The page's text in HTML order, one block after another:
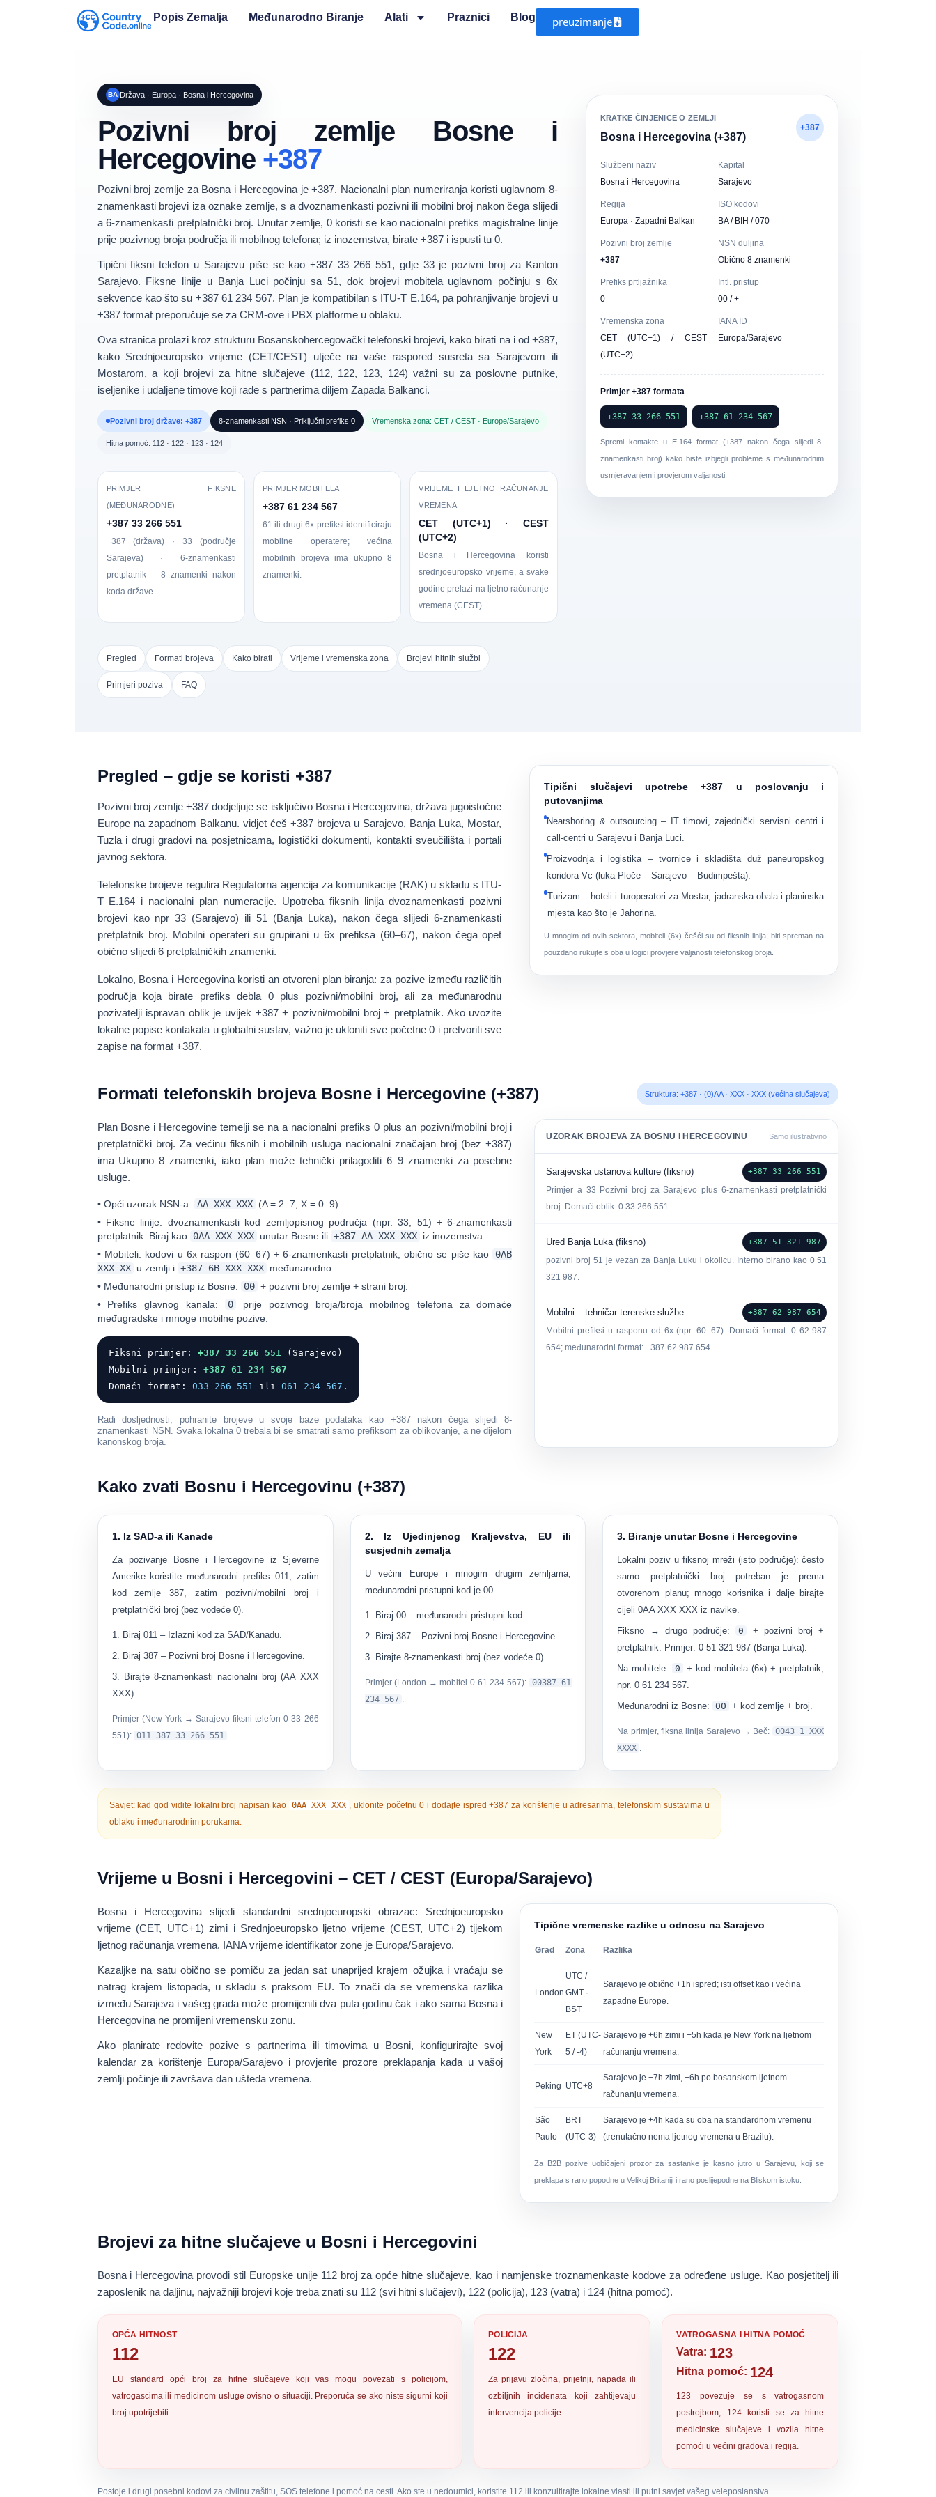
Popis Zemalja Međunarodno Biranje Alati Praznici Blog preuzimanje
BA Država · Europa · Bosna i Hercegovina
Pozivni broj zemlje Bosne i
Hercegovine +387
Pozivni broj zemlje za Bosna i Hercegovinaje+387. Nacionalni plan numeriranja koristi uglavnom 8-
znamenkasti brojevi iza oznake zemlje, s advoznamenkasti pozivni ili mobilni broj nakon čega slijedi
a6-znamenkasti pretplatnički broj. Unutar zemlje, 0koristi se kao nacionalni prefiks magistralne linije
prije pozivnog broja područja ili mobilnog telefona; iz inozemstva, birate +387i ispusti tu 0.
Tipični fiksni telefon u Sarajevu piše se kao+387 33 266 551, gdje 33je pozivni broj za Kanton
Sarajevo. Fiksne linije u Banja Luci počinju sa51, dok brojevi mobitela uglavnom počinju s 6x
sekvence kao što su +387 61 234 567. Plan je kompatibilan s ITU-T E.164, pa pohranjivanje brojevi u
+387 formatpreporučuje se za CRM-ove i PBX platforme u oblaku.
Ova stranica prolazi kroz strukturu Bosanskohercegovački telefonski brojevi, kako birati na i od +387,
kako Srednjoeuropsko vrijeme (CET/CEST) utječe na vaše raspored susreta sa Sarajevom ili
Mostarom, a koji brojevi za hitne slučajeve (112, 122, 123, 124) važni su za poslovne putnike,
iseljenike i udaljene timove koji rade s partnerima diljem Zapada Balkanci.
Pozivni broj države: +387 8-znamenkasti NSN · Priključni prefiks 0 Vremenska zona: CET / CEST · Europe/Sarajevo
Hitna pomoć: 112 · 122 · 123 · 124
PRIMJER FIKSNE
(MEĐUNARODNE)
+387 33 266 551
+387 (država) · 33 (područje
Sarajeva) · 6-znamenkasti
pretplatnik – 8 znamenki nakon
koda države.
PRIMJER MOBITELA
+387 61 234 567
61 ili drugi 6x prefiksi identificiraju
mobilne operatere; većina
mobilnih brojeva ima ukupno 8
znamenki.
VRIJEME I LJETNO RAČUNANJE
VREMENA
CET (UTC+1) · CEST
(UTC+2)
Bosna i Hercegovina koristi
srednjoeuropsko vrijeme, a svake
godine prelazi na ljetno računanje
vremena (CEST).
Pregled Formati brojeva Kako birati Vrijeme i vremenska zona Brojevi hitnih službi
Primjeri poziva FAQ
KRATKE ČINJENICE O ZEMLJI
Bosna i Hercegovina (+387)
+387
Službeni naziv
Bosna i Hercegovina
Kapital
Sarajevo
Regija
Europa · Zapadni Balkan
ISO kodovi
BA / BIH / 070
Pozivni broj zemlje
+387
NSN duljina
Obično 8 znamenki
Prefiks prtljažnika
0
Intl. pristup
00 / +
Vremenska zona
CET (UTC+1) / CEST
(UTC+2)
IANA ID
Europa/Sarajevo
Primjer +387 formata
+387 33 266 551 +387 61 234 567
Spremi kontakte u E.164 format(+387 nakon čega slijedi 8-
znamenkasti broj) kako biste izbjegli probleme s međunarodnim
usmjeravanjem i provjerom valjanosti.
Pregled – gdje se koristi +387
Pozivni broj zemlje+387 dodjeljuje se isključivo Bosna i Hercegovina, država jugoistočne
Europe na zapadnom Balkanu. vidjet ćeš +387 brojeva u Sarajevo, Banja Luka, Mostar,
Tuzlai drugi gradovi na posjetnicama, logistički dokumenti, kontakti sveučilišta i portali
javnog sektora.
Telefonske brojeve regulira Regulatorna agencija za komunikacije (RAK) u skladu s ITU-
T E.164 i nacionalni plan numeracije. Upotreba fiksnih linijadvoznamenkasti pozivni
brojevikao npr33 (Sarajevo) ili51 (Banja Luka), nakon čega slijedi 6-znamenkasti
pretplatnik broj. Mobilni operateri su grupirani u 6x prefiksa (60–67), nakon čega opet
obično slijedi 6 pretplatničkih znamenki.
Lokalno, Bosna i Hercegovina koristi an otvoreni plan biranja: za pozive između različitih
područja koja birate prefiks debla 0plus pozivni/mobilni broj, ali za međunarodnu
pozivatelji ispravan oblik je uvijek +387 + pozivni/mobilni broj + pretplatnik. Ako uvozite
lokalne popise kontakata u globalni sustav, važno je ukloniti sve početne 0 i pretvoriti sve
zapise na format +387.
Tipični slučajevi upotrebe +387 u poslovanju i
putovanjima
Nearshoring & outsourcing – IT timovi, zajednički servisni centri i
call-centri u Sarajevu i Banja Luci.
Proizvodnja i logistika– tvornice i skladišta duž paneuropskog
koridora Vc (luka Ploče – Sarajevo – Budimpešta).
Turizam – hoteli i turoperatori za Mostar, jadranska obala i planinska
mjesta kao što je Jahorina.
U mnogim od ovih sektora,mobiteli (6x) češći su od fiksnih linija; biti spreman na
pouzdano rukujte s oba u logici provjere valjanosti telefonskog broja.
Formati telefonskih brojeva Bosne i Hercegovine (+387) Struktura: +387 · (0)AA · XXX · XXX (većina slučajeva)
Plan Bosne i Hercegovine temelji se na a nacionalni prefiks 0plus an pozivni/mobilni broji
pretplatnički broj. Za većinu fiksnih i mobilnih usluga nacionalni značajan broj (bez +387)
ima Ukupno 8 znamenki, iako plan može tehnički prilagoditi 6–9 znamenki za posebne
usluge.
• Opći uzorak NSN-a: AA XXX XXX (A = 2–7, X = 0–9).
• Fiksne linije: dvoznamenkasti kod zemljopisnog područja (npr. 33, 51) + 6-znamenkasti
pretplatnik. Biraj kao 0AA XXX XXX unutar Bosne ili +387 AA XXX XXX iz inozemstva.
• Mobiteli: kodovi u 6x raspon (60–67) + 6-znamenkasti pretplatnik, obično se piše kao
0AB
XXX XX u zemlji i +387 6B XXX XXX međunarodno.
• Međunarodni pristup iz Bosne: 00 + pozivni broj zemlje + strani broj.
• Prefiks glavnog kanala: 0
prije pozivnog broja/broja mobilnog telefona za domaće
međugradske i mnoge mobilne pozive.
Fiksni primjer: +387 33 266 551(Sarajevo)
Mobilni primjer: +387 61 234 567
Domaći format: 033 266 551 ili 061 234 567 .
Radi dosljednosti, pohranite brojeve u svoje baze podataka kao +387 nakon čega slijedi 8-
znamenkasti NSN. Svaka lokalna 0 trebala bi se smatrati samo prefiksom za oblikovanje, a ne dijelom
kanonskog broja.
UZORAK BROJEVA ZA BOSNU I HERCEGOVINU Samo ilustrativno
Sarajevska ustanova kulture (fiksno) +387 33 266 551
Primjer a 33 Pozivni broj za Sarajevo plus 6-znamenkasti pretplatnički
broj. Domaći oblik: 0 33 266 551.
Ured Banja Luka (fiksno) +387 51 321 987
pozivni broj51 je vezan za Banja Luku i okolicu. Interno birano kao 0 51
321 987.
Mobilni – tehničar terenske službe +387 62 987 654
Mobilni prefiksi u rasponu od 6x (npr. 60–67). Domaći format: 0 62 987
654; međunarodni format: +387 62 987 654.
Kako zvati Bosnu i Hercegovinu (+387)
1. Iz SAD-a ili Kanade
Za pozivanje Bosne i Hercegovine iz Sjeverne
Amerike koristite međunarodni prefiks 011, zatim
kod zemlje387, zatim pozivni/mobilni broj i
pretplatnički broj (bez vodeće 0).
Biraj 011– Izlazni kod za SAD/Kanadu.
Biraj 387– Pozivni broj Bosne i Hercegovine.
Birajte 8-znamenkasti nacionalni broj (AA XXX
XXX).
Primjer (New York → Sarajevo fiksni telefon 0 33 266
551): 011 387 33 266 551 .
2. Iz Ujedinjenog Kraljevstva, EU ili
susjednih zemalja
U većini Europe i mnogim drugim zemljama,
međunarodni pristupni kod je 00.
Biraj 00– međunarodni pristupni kod.
Biraj 387– Pozivni broj Bosne i Hercegovine.
Birajte 8-znamenkasti broj (bez vodeće 0).
Primjer (London → mobitel 0 61 234 567): 00387 61
234 567 .
3. Biranje unutar Bosne i Hercegovine
Lokalni poziv u fiksnoj mreži (isto područje): često
samopretplatnički broj potreban je prema
otvorenom planu; mnogo korisnika i dalje birajte
cijeli 0AA XXX XXX iz navike.
Fiksno → drugo područje:
0
+ pozivni broj +
pretplatnik. Primjer: 0 51 321 987 (Banja Luka).
Na mobitele:
0
+ kod mobitela (6x) + pretplatnik,
npr. 0 61 234 567.
Međunarodni iz Bosne:
00 + kod zemlje + broj.
Na primjer, fiksna linija Sarajevo → Beč: 0043 1 XXX
XXXX .
Savjet:kad god vidite lokalni broj napisan kao 0AA XXX XXX , uklonite početnu 0 i dodajte ispred+387 za korištenje u adresarima, telefonskim sustavima u
oblaku i međunarodnim porukama.
Vrijeme u Bosni i Hercegovini – CET / CEST (Europa/Sarajevo)
Bosna i Hercegovina slijedi standardni srednjoeuropski obrazac: Srednjoeuropsko
vrijeme (CET, UTC+1) zimi i Srednjoeuropsko ljetno vrijeme (CEST, UTC+2) tijekom
ljetnog računanja vremena. IANA vrijeme identifikator zone je Europa/Sarajevo.
Kazaljke na satu obično se pomiču za jedan sat unaprijed krajem ožujka i vraćaju se
natrag krajem listopada, u skladu s praksom EU. To znači da se vremenska razlika
između Sarajeva i vašeg grada može promijeniti dva puta godinu čak i ako sama Bosna i
Hercegovina ne promijeni vremensku zonu.
Ako planirate redovite pozive s partnerima ili timovima u Bosni, konfigurirajte svoj
kalendar za korištenje Europa/Sarajevo i provjerite prozore preklapanja kada u vašoj
zemlji počinje ili završava dan ušteda vremena.
Tipične vremenske razlike u odnosu na Sarajevo
Grad Zona Razlika
London
UTC /
GMT ·
BST
Sarajevo je obično +1h ispred; isti offset kao i većina
zapadne Europe.
New
York
ET (UTC-
5 / -4)
Sarajevo je +6h zimi i +5h kada je New York na ljetnom
računanju vremena.
Peking UTC+8
Sarajevo je −7h zimi, −6h po bosanskom ljetnom
računanju vremena.
São
Paulo
BRT
(UTC-3)
Sarajevo je +4h kada su oba na standardnom vremenu
(trenutačno nema ljetnog vremena u Brazilu).
Za B2B pozive uobičajeni prozor za sastanke je kasno jutro u Sarajevu, koji se
preklapa s rano popodne u Velikoj Britaniji i rano poslijepodne na Bliskom istoku.
Brojevi za hitne slučajeve u Bosni i Hercegovini
Bosna i Hercegovina provodi stil Europske unije 112 broj za opće hitne slučajeve, kao i namjenske troznamenkaste kodove za određene usluge. Kao posjetitelj ili
zaposlenik na daljinu, najvažniji brojevi koje treba znati su 112 (svi hitni slučajevi), 122 (policija), 123 (vatra) i 124 (hitna pomoć).
OPĆA HITNOST
112
EU standard opći broj za hitne slučajeve koji vas mogu povezati s policijom,
vatrogascima ili medicinom usluge ovisno o situaciji. Preporuča se ako niste sigurni koji
broj upotrijebiti.
POLICIJA
122
Za prijavu zločina, prijetnji, napada ili
ozbiljnih incidenata koji zahtijevaju
intervencija policije.
VATROGASNA I HITNA POMOĆ
Vatra: 123
Hitna pomoć: 124
123 povezuje se s vatrogasnom
postrojbom; 124koristi se za hitne
medicinske slučajeve i vozila hitne
pomoći u većini gradova i regija.
Postoje i drugi posebni kodovi za civilnu zaštitu, SOS telefone i pomoć na cesti. Ako ste u nedoumici, koristite 112 ili konzultirajte lokalne vlasti ili putni savjet vašeg veleposlanstva.